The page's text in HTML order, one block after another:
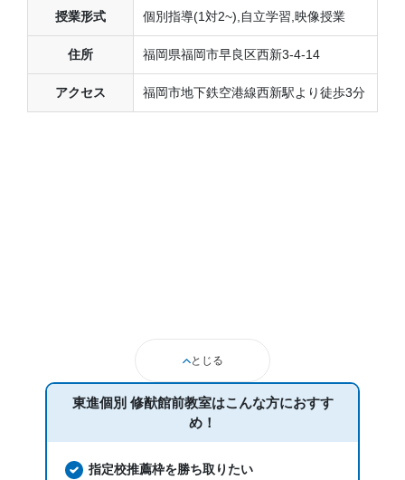
授業形式 個別指導(1対2~),自立学習,映像授業
住所 福岡県福岡市早良区西新3-4-14
アクセス 福岡市地下鉄空港線西新駅より徒歩3分
とじる
東進個別 修猷館前教室はこんな方におすす
め！
指定校推薦枠を勝ち取りたい